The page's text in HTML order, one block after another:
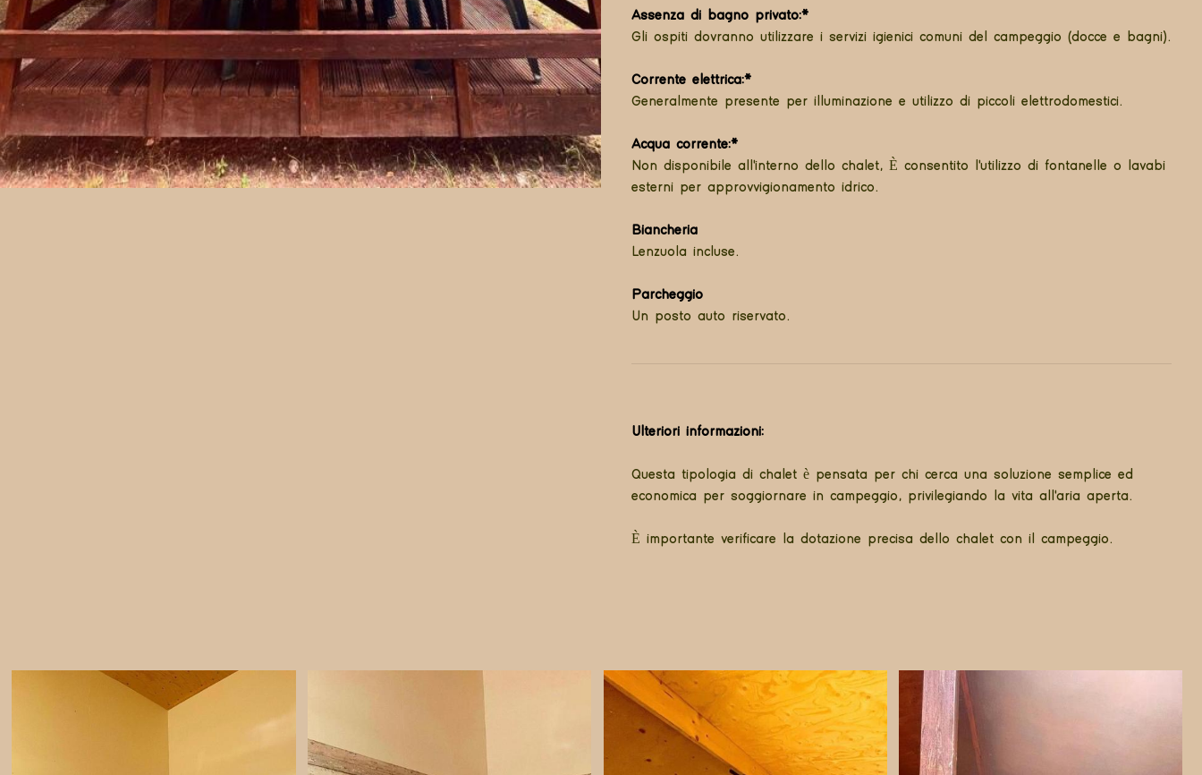
Assenza di bagno privato:*
Gli ospiti dovranno utilizzare i servizi igienici comuni del campeggio (docce e bagni).
Corrente elettrica:*
Generalmente presente per illuminazione e utilizzo di piccoli elettrodomestici.
Acqua corrente:*
Non disponibile all'interno dello chalet, È consentito l'utilizzo di fontanelle o lavabi
esterni per approvvigionamento idrico.
Biancheria
Lenzuola incluse.
Parcheggio
Un posto auto riservato.
Ulteriori informazioni:
Questa tipologia di chalet è pensata per chi cerca una soluzione semplice ed
economica per soggiornare in campeggio, privilegiando la vita all'aria aperta.
È importante verificare la dotazione precisa dello chalet con il campeggio.